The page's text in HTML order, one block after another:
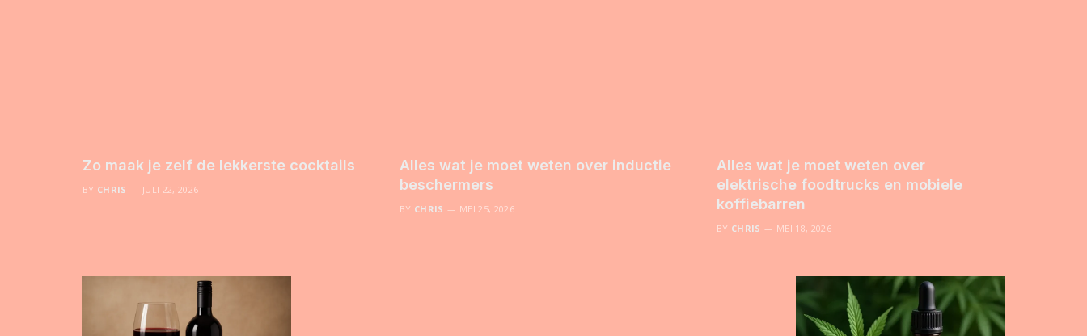
Zo maak je zelf de lekkerste cocktails
BY CHRIS JULI 22, 2026
Alles wat je moet weten over inductie
beschermers
BY CHRIS MEI 25, 2026
Alles wat je moet weten over
elektrische foodtrucks en mobiele
koffiebarren
BY CHRIS MEI 18, 2026